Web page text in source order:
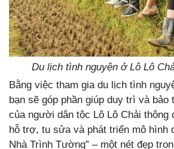
Du lịch tình nguyện ở Lô Lô
Bằng việc tham gia du lịch tình
bạn sẽ góp phần giúp duy trì và bảo
của người dân tộc Lô Lô Chải thông
hỗ trợ, tu sửa và phát triển mô hình
Nhà Trình Tường” – một nét đẹp